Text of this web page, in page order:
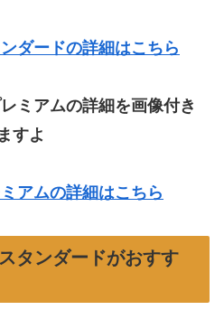
ダードの詳細はこちら
ミアムの詳細を画像付き
すよ
アムの詳細はこちら
タンダードがおすす